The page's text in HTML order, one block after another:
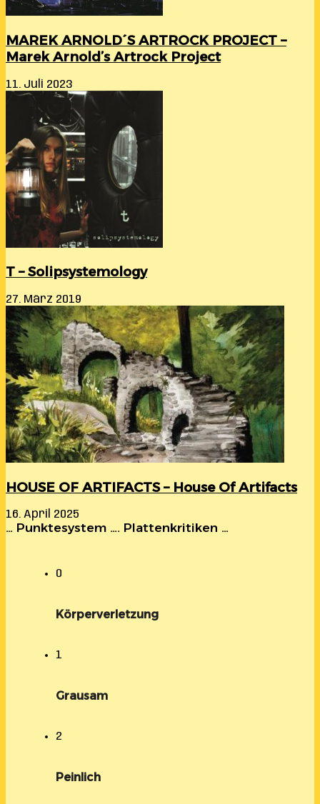
MAREK ARNOLD´S ARTROCK PROJECT –
Marek Arnold’s Artrock Project
11. Juli 2023
T – Solipsystemology
27. März 2019
HOUSE OF ARTIFACTS – House Of Artifacts
16. April 2025
… Punktesystem …. Plattenkritiken …
0
Körperverletzung
1
Grausam
2
Peinlich